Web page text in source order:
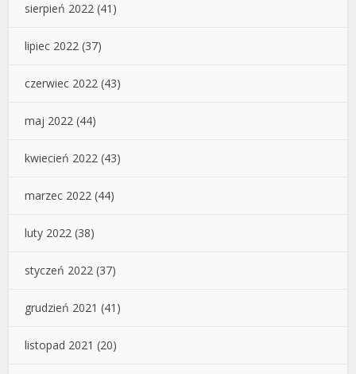
sierpień 2022 (41)
lipiec 2022 (37)
czerwiec 2022 (43)
maj 2022 (44)
kwiecień 2022 (43)
marzec 2022 (44)
luty 2022 (38)
styczeń 2022 (37)
grudzień 2021 (41)
listopad 2021 (20)